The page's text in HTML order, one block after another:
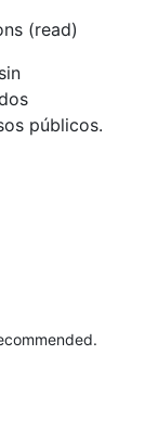
(read)
públicos.